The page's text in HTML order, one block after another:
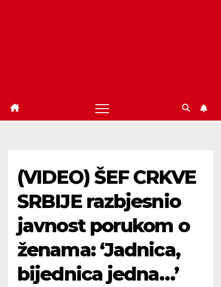
(VIDEO) ŠEF CRKVE
SRBIJE razbjesnio
javnost porukom o
ženama: ‘Jadnica,
bijednica jedna…’